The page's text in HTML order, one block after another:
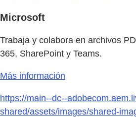
Microsoft
Trabaja y colabora en archivos
365, SharePoint y Teams.
Más información
https://main--dc--
shared/assets/images/shared-